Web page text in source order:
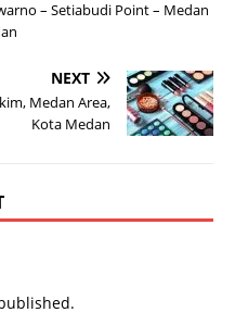
– Setiabudi Point – Medan
NEXT
Medan Area,
Kota Medan